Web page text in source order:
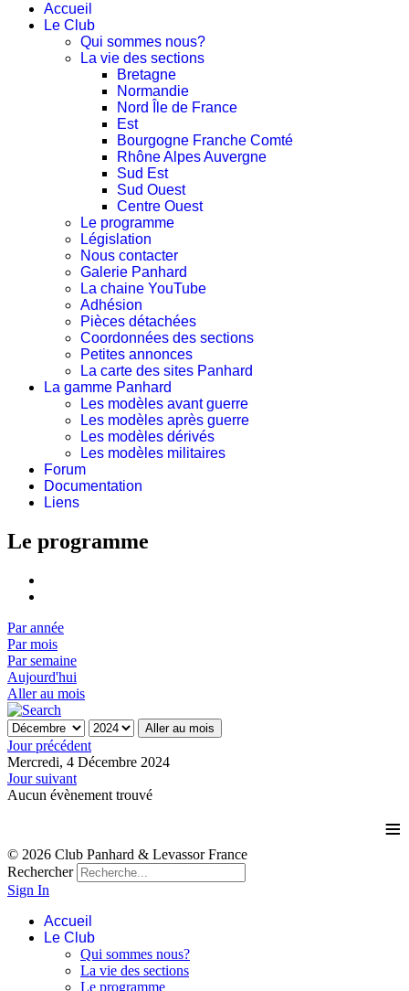
Accueil
Le Club
Qui sommes nous?
La vie des sections
Bretagne
Normandie
Nord Île de France
Est
Bourgogne Franche Comté
Rhône Alpes Auvergne
Sud Est
Sud Ouest
Centre Ouest
Le programme
Législation
Nous contacter
Galerie Panhard
La chaine YouTube
Adhésion
Pièces détachées
Coordonnées des sections
Petites annonces
La carte des sites Panhard
La gamme Panhard
Les modèles avant guerre
Les modèles après guerre
Les modèles dérivés
Les modèles militaires
Forum
Documentation
Liens
Le programme
Par année
Par mois
Par semaine
Aujourd'hui
Aller au mois
Aller au mois
Jour précédent
Mercredi, 4 Décembre 2024
Jour suivant
Aucun évènement trouvé
≡
© 2026 Club Panhard & Levassor France
Rechercher
Sign In
Accueil
Le Club
Qui sommes nous?
La vie des sections
Le programme